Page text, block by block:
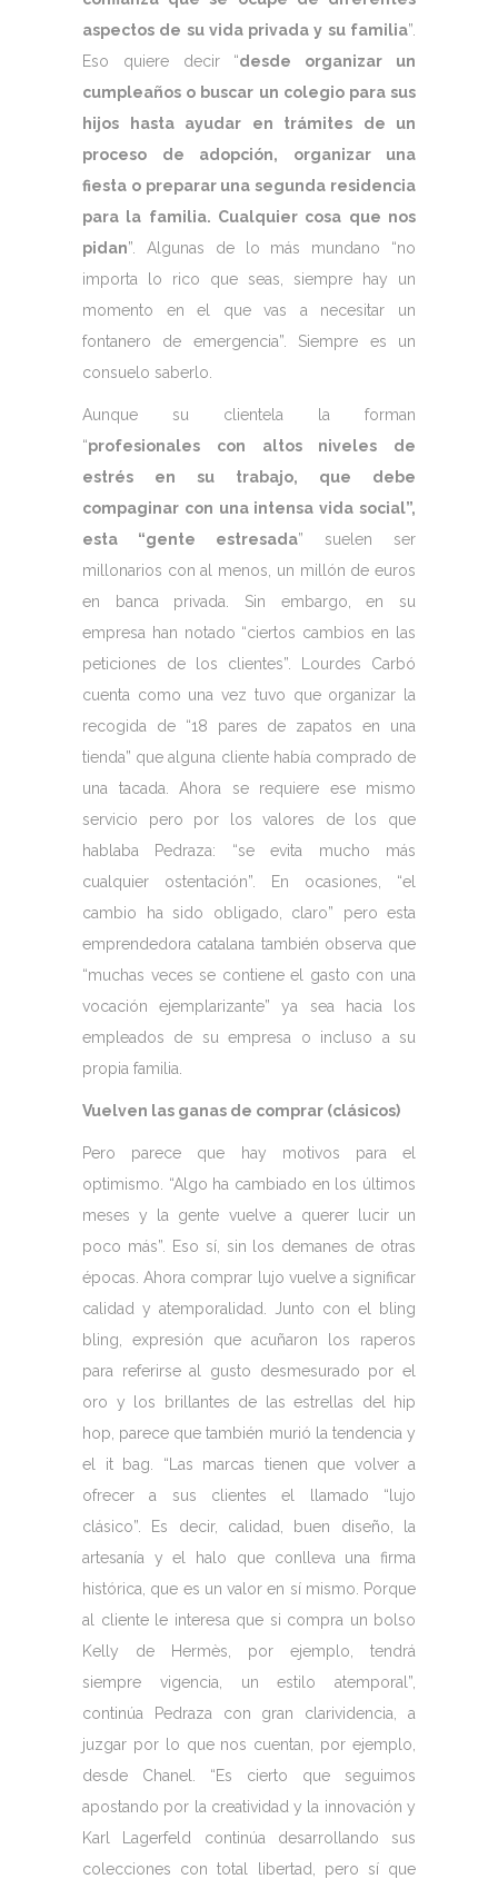
aspectos de su vida privada y su familia”.
Eso quiere decir “desde organizar un
cumpleaños o buscar un colegio para sus
hijos hasta ayudar en trámites de un
proceso de adopción, organizar una
fiesta o preparar una segunda residencia
para la familia. Cualquier cosa que nos
pidan”. Algunas de lo más mundano “no
importa lo rico que seas, siempre hay un
momento en el que vas a necesitar un
fontanero de emergencia”. Siempre es un
consuelo saberlo.
Aunque su clientela la forman
“profesionales con altos niveles de
estrés en su trabajo, que debe
compaginar con una intensa vida social”,
esta “gente estresada” suelen ser
millonarios con al menos, un millón de euros
en banca privada. Sin embargo, en su
empresa han notado “ciertos cambios en las
peticiones de los clientes”. Lourdes Carbó
cuenta como una vez tuvo que organizar la
recogida de “18 pares de zapatos en una
tienda” que alguna cliente había comprado de
una tacada. Ahora se requiere ese mismo
servicio pero por los valores de los que
hablaba Pedraza: “se evita mucho más
cualquier ostentación”. En ocasiones, “el
cambio ha sido obligado, claro” pero esta
emprendedora catalana también observa que
“muchas veces se contiene el gasto con una
vocación ejemplarizante” ya sea hacia los
empleados de su empresa o incluso a su
propia familia.
Vuelven las ganas de comprar (clásicos)
Pero parece que hay motivos para el
optimismo. “Algo ha cambiado en los últimos
meses y la gente vuelve a querer lucir un
poco más”. Eso sí, sin los demanes de otras
épocas. Ahora comprar lujo vuelve a significar
calidad y atemporalidad. Junto con el bling
bling, expresión que acuñaron los raperos
para referirse al gusto desmesurado por el
oro y los brillantes de las estrellas del hip
hop, parece que también murió la tendencia y
el it bag. “Las marcas tienen que volver a
ofrecer a sus clientes el llamado “lujo
clásico”. Es decir, calidad, buen diseño, la
artesanía y el halo que conlleva una firma
histórica, que es un valor en sí mismo. Porque
al cliente le interesa que si compra un bolso
Kelly de Hermès, por ejemplo, tendrá
siempre vigencia, un estilo atemporal”,
continúa Pedraza con gran clarividencia, a
juzgar por lo que nos cuentan, por ejemplo,
desde Chanel. “Es cierto que seguimos
apostando por la creatividad y la innovación y
Karl Lagerfeld continúa desarrollando sus
colecciones con total libertad, pero sí que